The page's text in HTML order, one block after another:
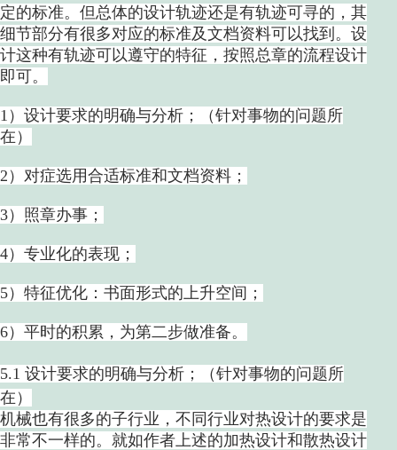
定的标准。但总体的设计轨迹还是有轨迹可寻的，其
细节部分有很多对应的标准及文档资料可以找到。设
计这种有轨迹可以遵守的特征，按照总章的流程设计
即可。
1）设计要求的明确与分析；（针对事物的问题所
在）
2）对症选用合适标准和文档资料；
3）照章办事；
4）专业化的表现；
5）特征优化：书面形式的上升空间；
6）平时的积累，为第二步做准备。
5.1 设计要求的明确与分析；（针对事物的问题所
在）
机械也有很多的子行业，不同行业对热设计的要求是
非常不一样的。就如作者上述的加热设计和散热设计